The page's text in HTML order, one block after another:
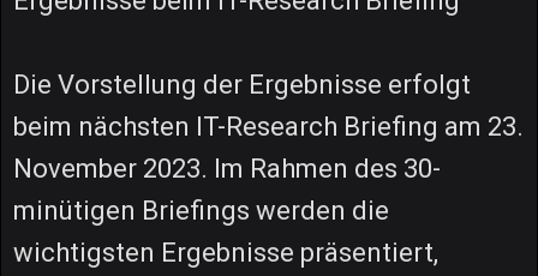
Die Vorstellung der Ergebnisse erfolgt
beim nächsten IT-Research Briefing am 23.
November 2023. Im Rahmen des 30-
minütigen Briefings werden die
wichtigsten Ergebnisse präsentiert,